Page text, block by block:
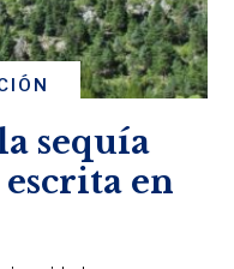
sequía
en